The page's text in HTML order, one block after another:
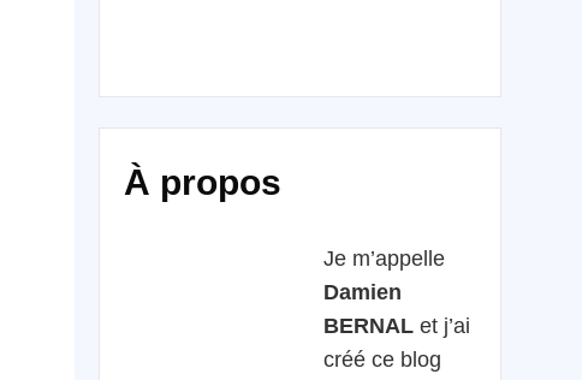
À propos
Je m’appelle
Damien
BERNAL et j’ai
créé ce blog